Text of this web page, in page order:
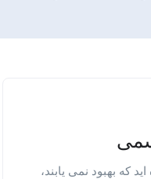
که بهبود نمی یابند،